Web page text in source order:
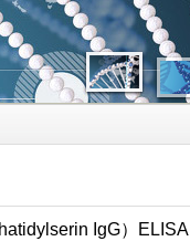
IgG）ELISA